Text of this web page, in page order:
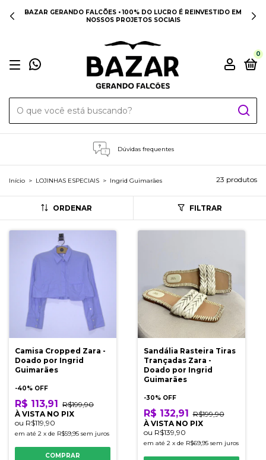
BAZAR GERANDO FALCÕES • 100% DO LUCRO É REINVESTIDO EM
NOSSOS PROJETOS SOCIAIS
0
Dúvidas frequentes
Início > LOJINHAS ESPECIAIS > Ingrid Guimarães 23 produtos
ORDENAR FILTRAR
Camisa Cropped Zara -
Doado por Ingrid
Guimarães
-40% OFF
R$ 113,91 R$199,90
À VISTA NO PIX
ou R$119,90
em até 2 x de R$59,95 sem juros
COMPRAR
Sandália Rasteira Tiras
Trançadas Zara -
Doado por Ingrid
Guimarães
-30% OFF
R$ 132,91 R$199,90
À VISTA NO PIX
ou R$139,90
em até 2 x de R$69,95 sem juros